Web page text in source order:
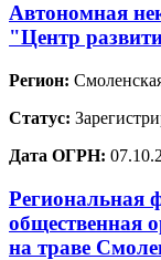
Автономная
"Центр
Регион:
Статус:
Дата ОГРН:
Региональная
общественная
на траве